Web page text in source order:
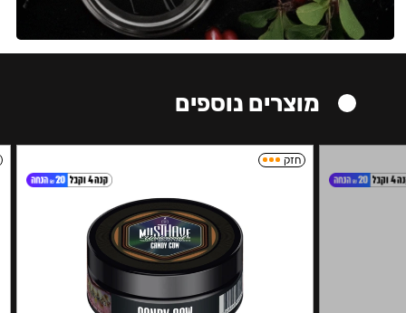
מוצרים נוספים
חזק